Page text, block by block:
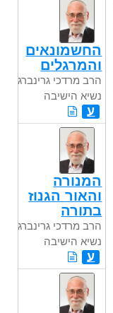
החשמונאים
והמרגלים
הרב מרדכי גרינברג
נשיא הישיבה
ע
המנורה
והאור הגנוז
בתורה
הרב מרדכי גרינברג
נשיא הישיבה
ע